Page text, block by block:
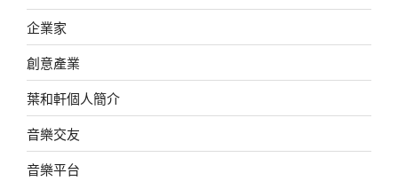
企業家
創意產業
葉和軒個人簡介
音樂交友
音樂平台